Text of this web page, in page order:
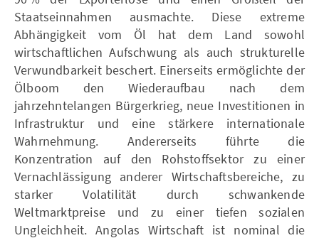
Staatseinnahmen ausmachte. Diese extreme
Abhängigkeit vom Öl hat dem Land sowohl
wirtschaftlichen Aufschwung als auch strukturelle
Verwundbarkeit beschert. Einerseits ermöglichte der
Ölboom den Wiederaufbau nach dem
jahrzehntelangen Bürgerkrieg, neue Investitionen in
Infrastruktur und eine stärkere internationale
Wahrnehmung. Andererseits führte die
Konzentration auf den Rohstoffsektor zu einer
Vernachlässigung anderer Wirtschaftsbereiche, zu
starker Volatilität durch schwankende
Weltmarktpreise und zu einer tiefen sozialen
Ungleichheit. Angolas Wirtschaft ist nominal die